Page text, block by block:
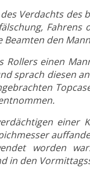
Verdachts des
den
Rollers einen
sprach diesen
einer
worden
in den